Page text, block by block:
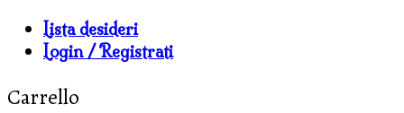
Lista desideri
Login / Registrati
Carrello